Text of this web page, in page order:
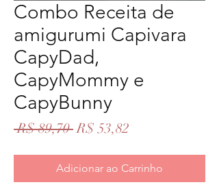
Combo Receita de
amigurumi Capivara
CapyDad,
CapyMommy e
CapyBunny
R$ 89,70 Preço
R$ 53,82
Adicionar ao Carrinho